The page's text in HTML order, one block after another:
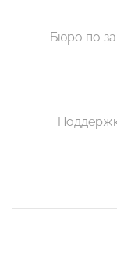
Бюро по